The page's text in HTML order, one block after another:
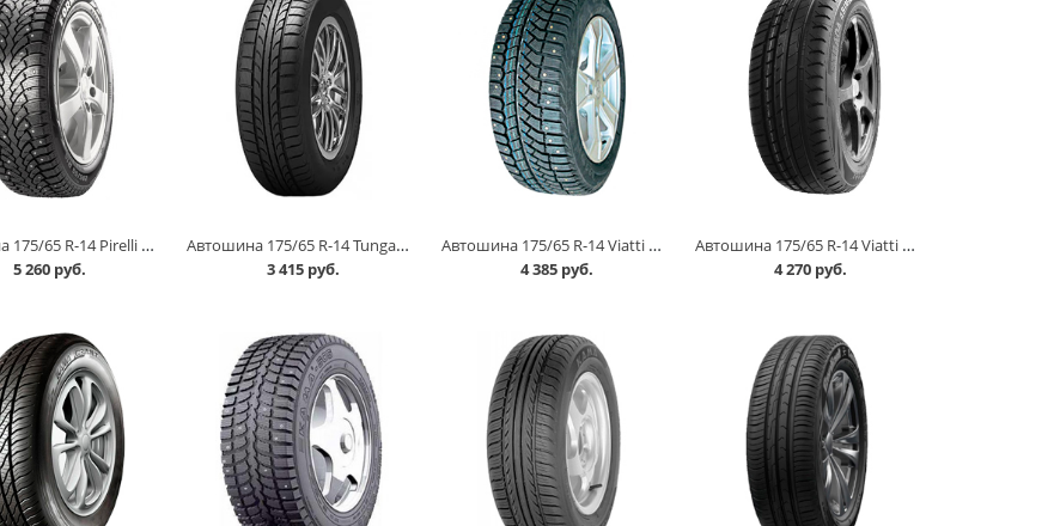
Автошина 175/65 R-14 Pirelli Formula Ice 82T шип в Омске
5 260 руб.
Автошина 175/65 R-14 Tunga Zodiak 2 86T в Омске
3 415 руб.
Автошина 175/65 R-14 Viatti Brina Nordico V-522 82T шип в Омске
4 385 руб.
Автошина 175/65 R-14 Viatti Strada Asimmetrico V-130 82H в Омске
4 270 руб.